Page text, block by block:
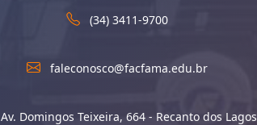
(34) 3411-9700
faleconosco@facfama.edu.br
Av. Domingos Teixeira, 664 - Recanto dos Lagos